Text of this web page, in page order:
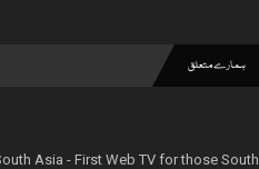
ہمارے متعلق
Asia - First Web TV for those South